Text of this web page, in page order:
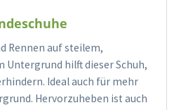
Rennen auf steilem,
Untergrund hilft dieser Schuh,
Ideal auch für mehr
Hervorzuheben ist auch